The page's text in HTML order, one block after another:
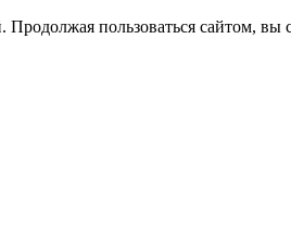
пользоваться сайтом, вы